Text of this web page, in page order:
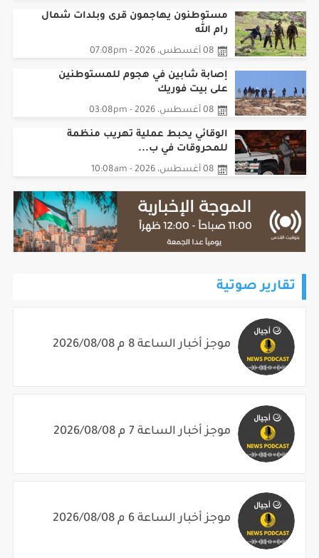
رام الله
08 أغسطس، 2026 - 07:08pm
إصابة شابين في هجوم للمستوطنين
على بيت فوريك
08 أغسطس، 2026 - 03:08pm
الوقائي يحبط عملية تهريب منظمة
للمحروقات في ب...
08 أغسطس، 2026 - 10:08am